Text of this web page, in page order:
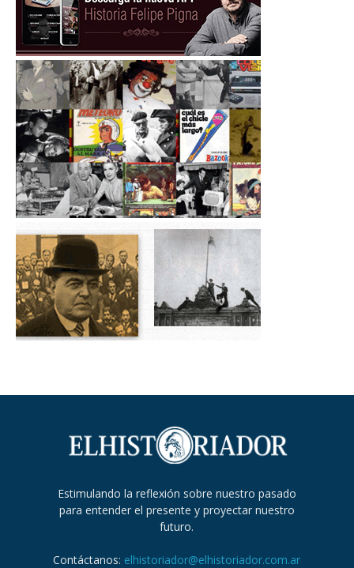
Estimulando la reflexión sobre nuestro pasado
para entender el presente y proyectar nuestro
futuro.
Contáctanos: elhistoriador@elhistoriador.com.ar